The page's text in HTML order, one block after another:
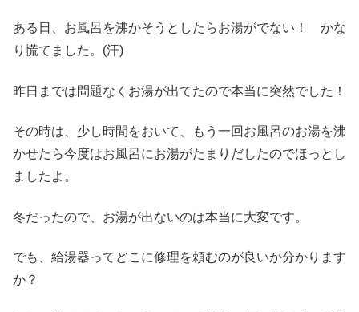
ある日、お風呂を沸かそうとしたらお湯がでない！ かな
り慌てました。(汗)
昨日までは問題なくお湯が出てたので本当に突然でした！
その時は、少し時間をおいて、もう一回お風呂のお湯を沸
かせたら今度はお風呂にお湯がたまりだしたのでほっとし
ましたよ。
冬だったので、お湯が出ないのは本当に大変です。
でも、給湯器ってどこに修理を頼むのが良いか分かります
か？